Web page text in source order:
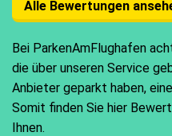
Alle Bewertungen
Bei ParkenAmFlughafen
die über unseren Service
Anbieter geparkt haben,
Somit finden Sie hier
Ihnen.